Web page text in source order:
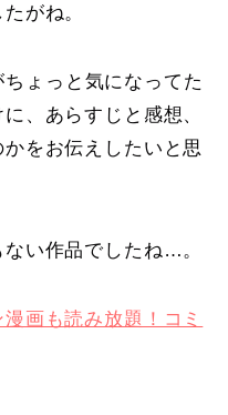
がね。
ょっと気になってた
、あらすじと感想、
をお伝えしたいと思
い作品でしたね…。
画も読み放題！コミ